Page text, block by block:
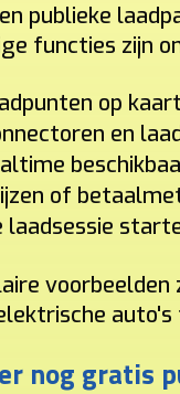
publieke
functies zijn
op
en
of
laadsessie
voorbeelden
nog gratis
die bij u past.